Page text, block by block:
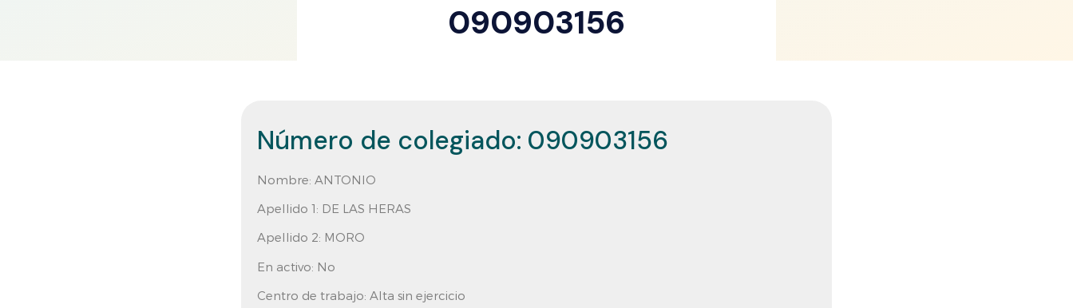
090903156
Número de colegiado: 090903156
Nombre: ANTONIO
Apellido 1: DE LAS HERAS
Apellido 2: MORO
En activo: No
Centro de trabajo: Alta sin ejercicio